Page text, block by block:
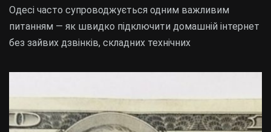
Одесі часто супроводжується одним важливим
питанням — як швидко підключити домашній інтернет
без зайвих дзвінків, складних технічних